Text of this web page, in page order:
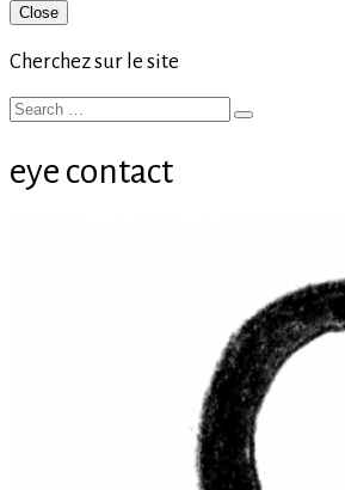
Primary
Sidebar
Close
Cherchez sur le site
Search
Search
eye contact